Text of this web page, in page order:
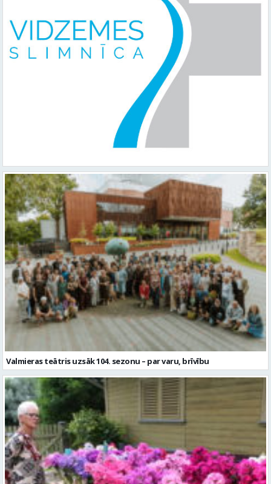
Valmieras teātris uzsāk 104. sezonu – par varu, brīvību